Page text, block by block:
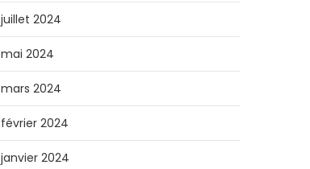
juillet 2024
mai 2024
mars 2024
février 2024
janvier 2024